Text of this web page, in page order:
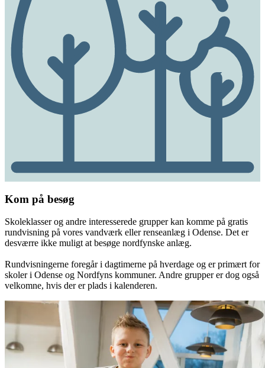
Kom på besøg
Skoleklasser og andre interesserede grupper kan komme på gratis
rundvisning på vores vandværk eller renseanlæg i Odense. Det er
desværre ikke muligt at besøge nordfynske anlæg.
Rundvisningerne foregår i dagtimerne på hverdage og er primært for
skoler i Odense og Nordfyns kommuner. Andre grupper er dog også
velkomne, hvis der er plads i kalenderen.